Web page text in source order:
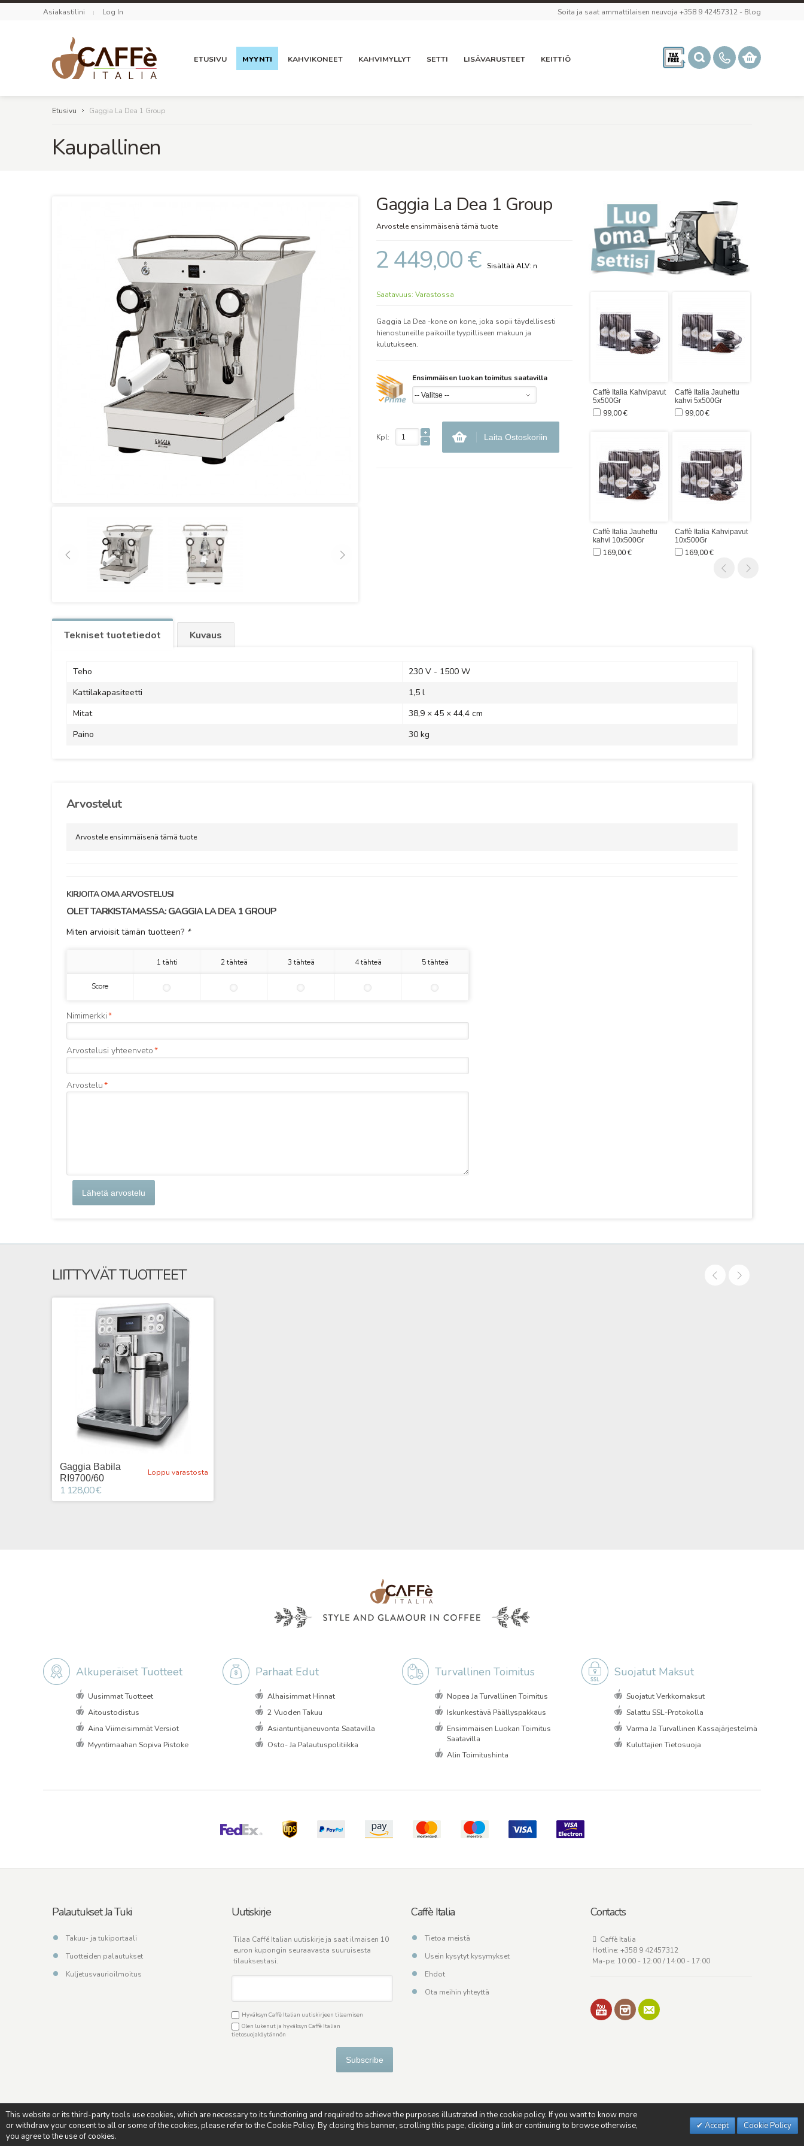
Asiakastilini Log In Soita ja saat ammattilaisen neuvoja +358 9 42457312 - Blog
ETUSIVU MYYNTI KAHVIKONEET KAHVIMYLLYT SETTI LISÄVARUSTEET KEITTIÖ
Etusivu Gaggia La Dea 1 Group
Kaupallinen
Caffè Italia Kahvipavut
5x500Gr
99,00 €
Caffè Italia Jauhettu
kahvi 5x500Gr
99,00 €
Caffè Italia Jauhettu
kahvi 10x500Gr
169,00 €
Caffè Italia Kahvipavut
10x500Gr
169,00 €
Gaggia La Dea 1 Group
Arvostele ensimmäisenä tämä tuote
2 449,00 €
Saatavuus: Varastossa
Gaggia La Dea -kone on kone, joka sopii täydellisesti
hienostuneille paikoille tyypilliseen makuun ja
kulutukseen.
Ensimmäisen luokan toimitus saatavilla
Kpl: Laita Ostoskoriin
Tekniset tuotetiedot Kuvaus
Teho 230 V - 1500 W
Kattilakapasiteetti
1,5 l
Mitat
38,9 × 45 × 44,4 cm
Paino
30 kg
Arvostelut
Arvostele ensimmäisenä tämä tuote
KIRJOITA OMA ARVOSTELUSI
OLET TARKISTAMASSA:GAGGIA LA DEA 1 GROUP
Miten arvioisit tämän tuotteen? *
1 tähti 2 tähteä 3 tähteä 4 tähteä 5 tähteä
Score
*
Nimimerkki
*
Arvostelusi yhteenveto
*
Arvostelu
Lähetä arvostelu
LIITTYVÄT TUOTTEET
Loppu varastosta
Gaggia Babila
RI9700/60
1 128,00 €
Alkuperäiset Tuotteet
Uusimmat Tuotteet
Aitoustodistus
Aina Viimeisimmät Versiot
Myyntimaahan Sopiva Pistoke
Parhaat Edut
Alhaisimmat Hinnat
2 Vuoden Takuu
Asiantuntijaneuvonta Saatavilla
Osto- Ja Palautuspolitiikka
Turvallinen Toimitus
Nopea Ja Turvallinen Toimitus
Iskunkestävä Päällyspakkaus
Ensimmäisen Luokan Toimitus
Saatavilla
Alin Toimitushinta
Suojatut Maksut
Suojatut Verkkomaksut
Salattu SSL-Protokolla
Varma Ja Turvallinen Kassajärjestelmä
Kuluttajien Tietosuoja
Palautukset Ja Tuki
Takuu- ja tukiportaali
Tuotteiden palautukset
Kuljetusvaurioilmoitus
Uutiskirje
Tilaa Caffé Italian uutiskirje ja saat ilmaisen 10
euron kupongin seuraavasta suuruisesta
tilauksestasi.
Hyväksyn Caffè Italian uutiskirjeen tilaamisen
Olen lukenut ja hyväksyn Caffè Italian
tietosuojakäytännön
Subscribe
Caffè Italia
Tietoa meistä
Usein kysytyt kysymykset
Ehdot
Ota meihin yhteyttä
Contacts
Caffè Italia
Hotline: +358 9 42457312
Ma-pe: 10:00 - 12:00 / 14:00 - 17:00
Copyright © - Caffè Italia - All rights reserved - Credits:Soulgood
This website or its third-party tools use cookies, which are necessary to its functioning and required to achieve the purposes illustrated in the cookie policy. If you want to know more
or withdraw your consent to all or some of the cookies, please refer to the Cookie Policy. By closing this banner, scrolling this page, clicking a link or continuing to browse otherwise,
you agree to the use of cookies.
Accept Cookie Policy